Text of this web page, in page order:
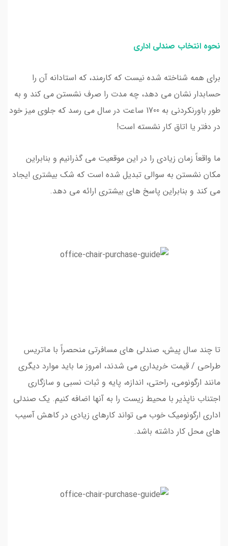
نحوه انتخاب صندلی اداری
برای همه شناخته شده نیست که کارمند، که استادانه آن را
حسابدار نشان می دهد، چه مدت را صرف نشستن می کند و به
طور باورنکردنی به 1700 ساعت در سال می رسد که جلوی میز خود
در دفتر یا اتاق کار نشسته است!
ما واقعاً زمان زیادی را در این موقعیت می گذرانیم و بنابراین
مکان نشستن به سوالی تبدیل شده است که شک بیشتری ایجاد
می کند و بنابراین پاسخ های بیشتری ارائه می دهد.
تا چند سال پیش، صندلی های مسافرتی منحصراً با ماتریس
طراحی / قیمت خریداری می شدند، امروز ما باید موارد دیگری
مانند ارگونومی، راحتی، اندازه، پایه و ثبات نسبی و سازگاری
اجتناب ناپذیر با محیط زیست را به آنها اضافه کنیم. یک صندلی
اداری ارگونومیک خوب می تواند کارهای زیادی در کاهش آسیب
های محل کار داشته باشد.